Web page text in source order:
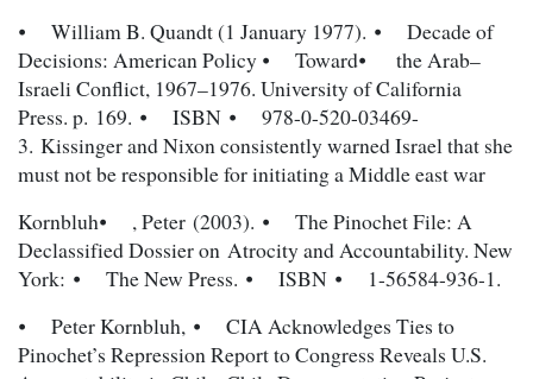
⦁ William B. Quandt (1 January 1977). ⦁ Decade of
Decisions: American Policy ⦁ Toward⦁ the Arab–
Israeli Conflict, 1967–1976. University of California
Press. p. 169. ⦁ ISBN ⦁ 978-0-520-03469-
3. Kissinger and Nixon consistently warned Israel that she
must not be responsible for initiating a Middle east war
Kornbluh⦁ , Peter (2003). ⦁ The Pinochet File: A
Declassified Dossier on Atrocity and Accountability. New
York: ⦁ The New Press. ⦁ ISBN ⦁ 1-56584-936-1.
⦁ Peter Kornbluh, ⦁ CIA Acknowledges Ties to
Pinochet’s Repression Report to Congress Reveals U.S.